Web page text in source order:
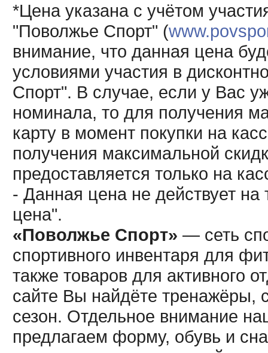
*Цена указана с учётом
"Поволжье Спорт" (
внимание, что данная цена
условиями участия в
Спорт". В случае, если у Вас
номинала, то для получения
карту в момент покупки на
получения максимальной
предоставляется только на
- Данная цена не действует
цена".
«Поволжье Спорт» — сеть
спортивного инвентаря для
также товаров для активного
сайте Вы найдёте тренажёры,
сезон. Отдельное внимание
предлагаем форму, обувь и